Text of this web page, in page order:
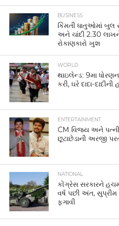
BUSINESS
કિંમતી ધાતુઓમાં બુલ
અને ચાંદી 2.30
રોકાણકારો ખુશ
WORLD
થાઇલેન્ડ: 9મા
કરી, ઘરે દાદા-
ENTERTAINMENT
CM વિજય અને પત્ની
છૂટાછેડાની અરજી
NATIONAL
કોંગ્રેસ સરકારને
વર્ષ પછી અંત,
ફગાવી